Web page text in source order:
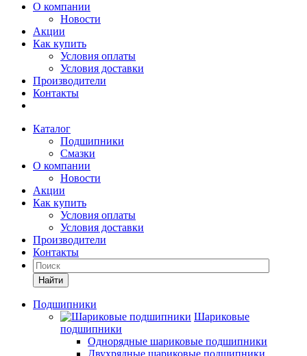
О компании
Новости
Акции
Как купить
Условия оплаты
Условия доставки
Производители
Контакты
Каталог
Подшипники
Смазки
О компании
Новости
Акции
Как купить
Условия оплаты
Условия доставки
Производители
Контакты
Найти
Подшипники
Шариковые
подшипники
Однорядные шариковые подшипники
Двухрядные шариковые подшипники